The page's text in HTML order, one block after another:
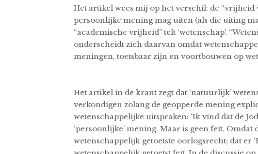
Het artikel wees mij op het verschil: de
persoonlijke mening mag uiten (als die uiting
“academische vrijheid” telt ‘wetenschap’.
onderscheidt zich daarvan omdat
meningen, toetsbaar zijn en voortbouwen op
Het artikel in de krant zegt dat ‘natuurlijk’
verkondigen zolang de geopperde mening
wetenschappelijke uitspraken: ‘Ik vind dat de
‘persoonlijke’ mening. Maar is geen feit. Omdat
wetenschappelijk getoetste oorlogsrecht; dat er